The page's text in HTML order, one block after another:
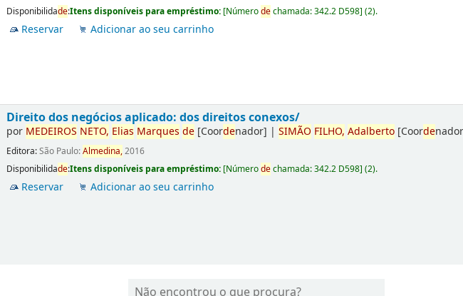
Disponibilidade:Itens disponíveis para empréstimo: [Númerodechamada:342.2 D598](2).
Reservar Adicionar ao seu carrinho
Direito dos negócios aplicado: dos direitos conexos/
por MEDEIROS NETO, Elias Marques de [Coordenador] |SIMÃO FILHO, Adalberto [Coorde
Editora:São Paulo:Almedina,2016
Disponibilidade:Itens disponíveis para empréstimo: [Númerodechamada:342.2 D598](2).
Reservar Adicionar ao seu carrinho